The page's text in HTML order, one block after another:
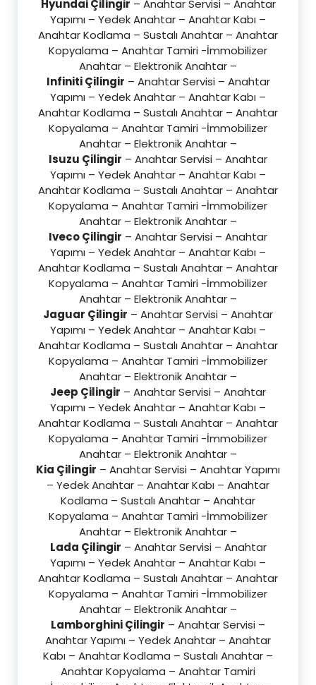
Hyundai Çilingir – Anahtar Servisi – Anahtar
Yapımı – Yedek Anahtar – Anahtar Kabı –
Anahtar Kodlama – Sustalı Anahtar – Anahtar
Kopyalama – Anahtar Tamiri -İmmobilizer
Anahtar – Elektronik Anahtar –
Infiniti Çilingir – Anahtar Servisi – Anahtar
Yapımı – Yedek Anahtar – Anahtar Kabı –
Anahtar Kodlama – Sustalı Anahtar – Anahtar
Kopyalama – Anahtar Tamiri -İmmobilizer
Anahtar – Elektronik Anahtar –
Isuzu Çilingir – Anahtar Servisi – Anahtar
Yapımı – Yedek Anahtar – Anahtar Kabı –
Anahtar Kodlama – Sustalı Anahtar – Anahtar
Kopyalama – Anahtar Tamiri -İmmobilizer
Anahtar – Elektronik Anahtar –
Iveco Çilingir – Anahtar Servisi – Anahtar
Yapımı – Yedek Anahtar – Anahtar Kabı –
Anahtar Kodlama – Sustalı Anahtar – Anahtar
Kopyalama – Anahtar Tamiri -İmmobilizer
Anahtar – Elektronik Anahtar –
Jaguar Çilingir – Anahtar Servisi – Anahtar
Yapımı – Yedek Anahtar – Anahtar Kabı –
Anahtar Kodlama – Sustalı Anahtar – Anahtar
Kopyalama – Anahtar Tamiri -İmmobilizer
Anahtar – Elektronik Anahtar –
Jeep Çilingir – Anahtar Servisi – Anahtar
Yapımı – Yedek Anahtar – Anahtar Kabı –
Anahtar Kodlama – Sustalı Anahtar – Anahtar
Kopyalama – Anahtar Tamiri -İmmobilizer
Anahtar – Elektronik Anahtar –
Kia Çilingir – Anahtar Servisi – Anahtar Yapımı
– Yedek Anahtar – Anahtar Kabı – Anahtar
Kodlama – Sustalı Anahtar – Anahtar
Kopyalama – Anahtar Tamiri -İmmobilizer
Anahtar – Elektronik Anahtar –
Lada Çilingir – Anahtar Servisi – Anahtar
Yapımı – Yedek Anahtar – Anahtar Kabı –
Anahtar Kodlama – Sustalı Anahtar – Anahtar
Kopyalama – Anahtar Tamiri -İmmobilizer
Anahtar – Elektronik Anahtar –
Lamborghini Çilingir – Anahtar Servisi –
Anahtar Yapımı – Yedek Anahtar – Anahtar
Kabı – Anahtar Kodlama – Sustalı Anahtar –
Anahtar Kopyalama – Anahtar Tamiri